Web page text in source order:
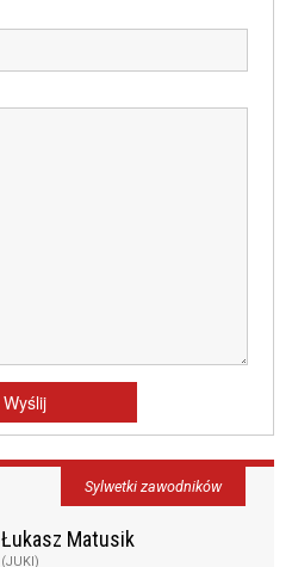
Łukasz Matusik
(JUKI)
Sylwetki zawodników